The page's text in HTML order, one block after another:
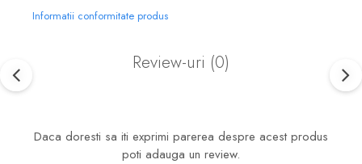
Informatii conformitate produs
Review-uri (0)
Daca doresti sa iti exprimi parerea despre acest produs
poti adauga un review.